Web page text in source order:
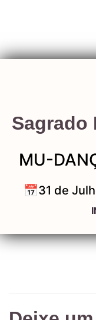
Sagrado
MU-
📅31 de